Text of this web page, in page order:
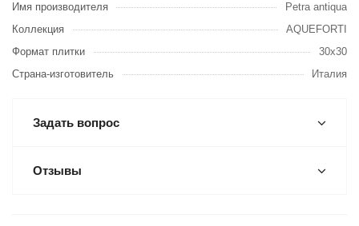
Имя производителя
Petra antiqua
Коллекция
AQUEFORTI
Формат плитки
30х30
Страна-изготовитель
Италия
Задать вопрос
Отзывы